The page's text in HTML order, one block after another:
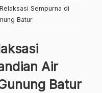
Sempurna di
Batur
Air
Batur